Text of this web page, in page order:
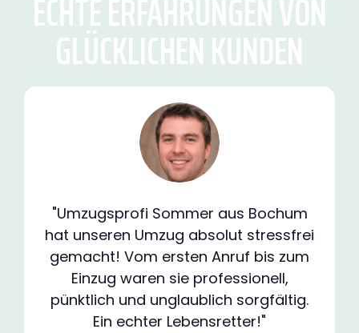
ECHTE ERFAHRUNGEN VON
GLÜCKLICHEN KUNDEN
"Umzugsprofi Sommer aus Bochum
hat unseren Umzug absolut stressfrei
gemacht! Vom ersten Anruf bis zum
Einzug waren sie professionell,
pünktlich und unglaublich sorgfältig.
Ein echter Lebensretter!"